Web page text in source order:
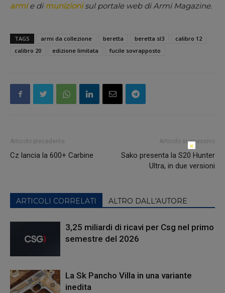
armie dimunizioni sul portale web di Armi Magazine.
TAGS armi da collezione beretta beretta sl3
calibro 12
calibro 20
edizione limitata fucile sovrapposto
Articolo precedente
Cz lancia la 600+ Carbine
Articolo successivo
Sako presenta la S20 Hunter
Ultra, in due versioni
ARTICOLI CORRELATI ALTRO DALL'AUTORE
3,25 miliardi di ricavi per Csg nel primo
semestre del 2026
La Sk Pancho Villa in una variante
inedita
×